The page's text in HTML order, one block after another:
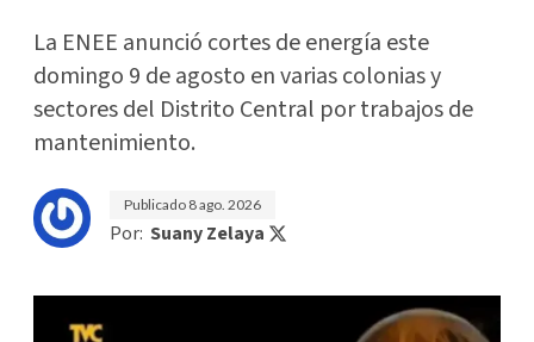
La ENEE anunció cortes de energía este
domingo 9 de agosto en varias colonias y
sectores del Distrito Central por trabajos de
mantenimiento.
Publicado 8 ago. 2026
Por: Suany Zelaya